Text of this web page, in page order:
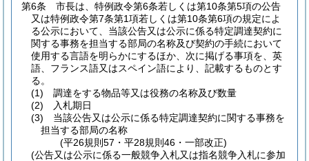
第6条
市長は、特例政令第6条若しくは第10条第5項の公告
又は特例政令第7条第1項若しくは第10条第6項の規定によ
る公示において、当該公告又は公示に係る特定調達契約に
関する事務を担当する部局の名称及び契約の手続において
使用する言語を明らかにするほか、次に掲げる事項を、英
語、フランス語又はスペイン語により、記載するものとす
る。
(1)
調達をする物品等又は役務の名称及び数量
(2)
入札期日
(3)
当該公告又は公示に係る特定調達契約に関する事務を
担当する部局の名称
(平26規則57・平28規則46・一部改正)
(公告又は公示に係る一般競争入札又は指名競争入札に参加